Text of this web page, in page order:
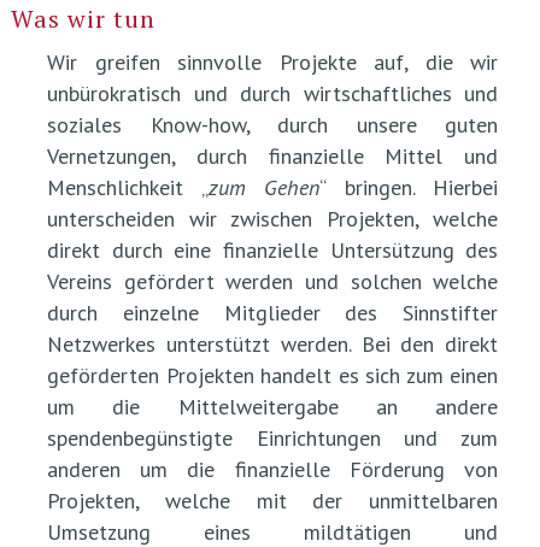
Was wir tun
Wir greifen sinnvolle Projekte auf, die wir
unbürokratisch und durch wirtschaftliches und
soziales Know-how, durch unsere guten
Vernetzungen, durch finanzielle Mittel und
Menschlichkeit „zum Gehen“ bringen. Hierbei
unterscheiden wir zwischen Projekten, welche
direkt durch eine finanzielle Untersützung des
Vereins gefördert werden und solchen welche
durch einzelne Mitglieder des Sinnstifter
Netzwerkes unterstützt werden. Bei den direkt
geförderten Projekten handelt es sich zum einen
um die Mittelweitergabe an andere
spendenbegünstigte Einrichtungen und zum
anderen um die finanzielle Förderung von
Projekten, welche mit der unmittelbaren
Umsetzung eines mildtätigen und